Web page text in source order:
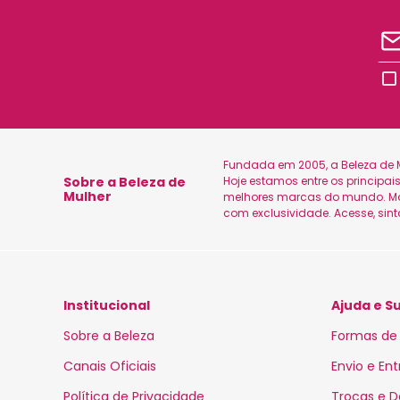
Sobre a Beleza de
Mulher
Fundada em 2005, a Beleza
Hoje estamos entre os
melhores marcas do mundo.
com exclusividade. Acesse,
Institucional
Sobre a Beleza
Canais Oficiais
Política de Privacidade
Ajuda e
Formas
Envio e
Trocas e